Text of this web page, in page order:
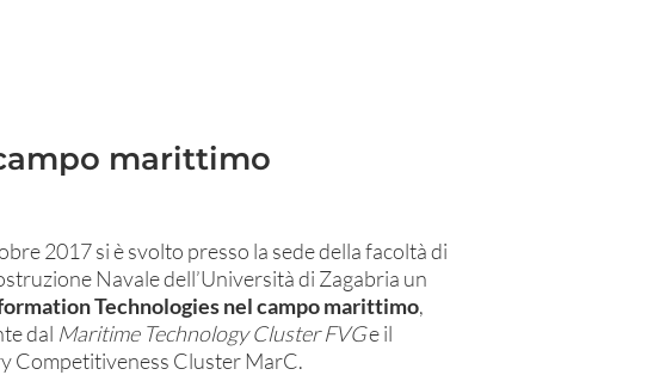
marittimo
2017 si è svolto presso la sede della facoltà di
Navale dell’Università di Zagabria un
Technologies nel campo marittimo,
dal Maritime Technology Cluster FVGe il
Competitiveness Cluster MarC.